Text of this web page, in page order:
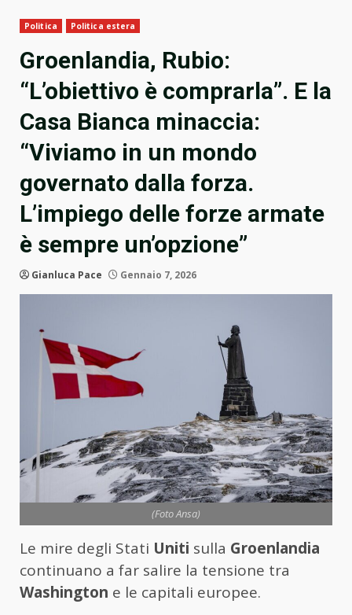
Politica Politica estera
Groenlandia, Rubio:
“L’obiettivo è comprarla”. E la
Casa Bianca minaccia:
“Viviamo in un mondo
governato dalla forza.
L’impiego delle forze armate
è sempre un’opzione”
Gianluca Pace Gennaio 7, 2026
(Foto Ansa)
Le mire degli Stati Uniti sulla Groenlandia
continuano a far salire la tensione tra
Washington e le capitali europee.